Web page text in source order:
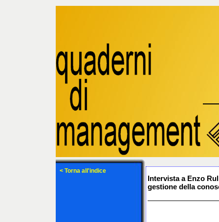
< Torna all'indice
Intervista a Enzo
gestione della